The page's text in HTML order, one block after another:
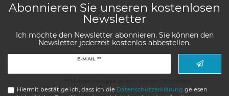
Abonnieren Sie unseren kostenlosen
Newsletter
Ich möchte den Newsletter abonnieren. Sie können den
Newsletter jederzeit kostenlos abbestellen.
E-MAIL **
Hiermit bestätige ich, dass ich die Daten­schutz­erklärung gelesen